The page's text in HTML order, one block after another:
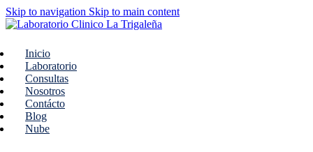
Skip to navigation Skip to main content
Inicio
Laboratorio
Consultas
Nosotros
Contácto
Blog
Nube